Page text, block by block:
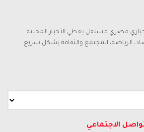
مصري مستقل يغطي الأخبار المحلية
الرياضة، المجتمع والثقافة بشكل سريع
الاجتماعي